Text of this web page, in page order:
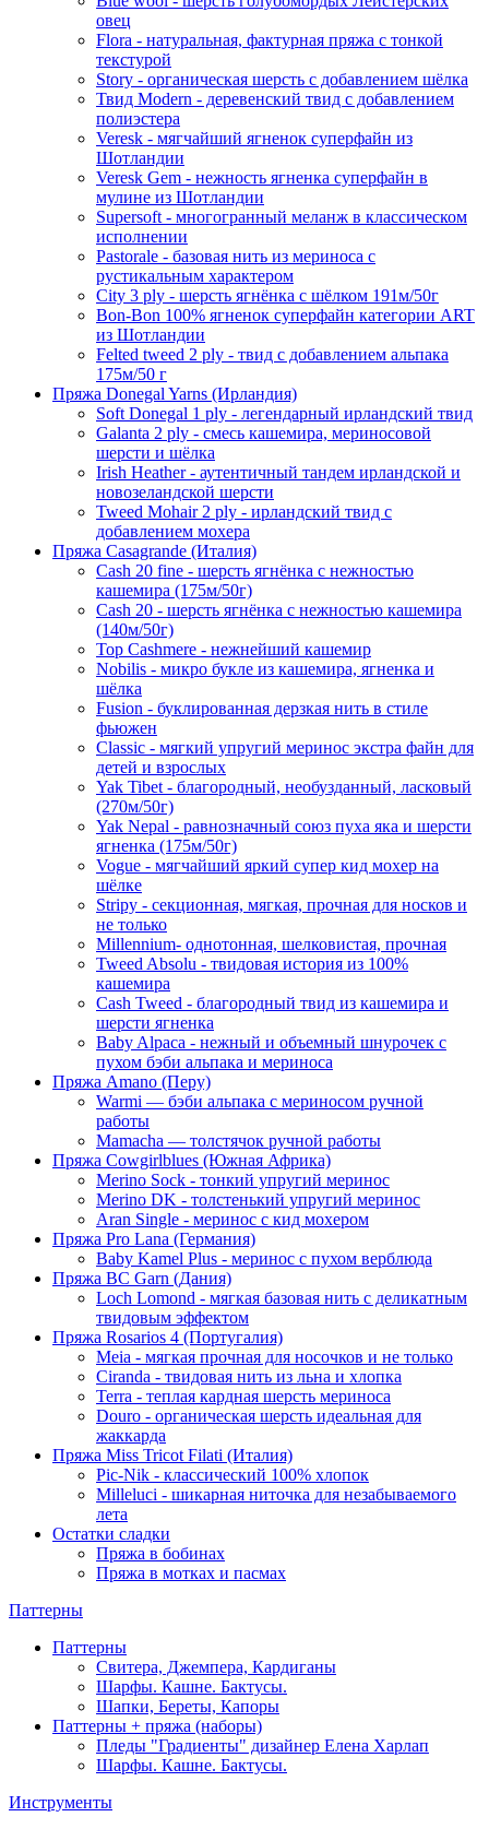
овец
Flora - натуральная, фактурная пряжа с тонкой
текстурой
Story - органическая шерсть с добавлением шёлка
Твид Modern - деревенский твид с добавлением
полиэстера
Veresk - мягчайший ягненок суперфайн из
Шотландии
Veresk Gem - нежность ягненка суперфайн в
мулине из Шотландии
Supersoft - многогранный меланж в классическом
исполнении
Pastorale - базовая нить из мериноса с
рустикальным характером
City 3 ply - шерсть ягнёнка с шёлком 191м/50г
Bon-Bon 100% ягненок суперфайн категории ART
из Шотландии
Felted tweed 2 ply - твид с добавлением альпака
175м/50 г
Пряжа Donegal Yarns (Ирландия)
Soft Donegal 1 ply - легендарный ирландский твид
Galanta 2 ply - смесь кашемира, мериносовой
шерсти и шёлка
Irish Heather - аутентичный тандем ирландской и
новозеландской шерсти
Tweed Mohair 2 ply - ирландский твид с
добавлением мохера
Пряжа Casagrande (Италия)
Cash 20 fine - шерсть ягнёнка с нежностью
кашемира (175м/50г)
Cash 20 - шерсть ягнёнка с нежностью кашемира
(140м/50г)
Top Cashmere - нежнейший кашемир
Nobilis - микро букле из кашемира, ягненка и
шёлка
Fusion - буклированная дерзкая нить в стиле
фьюжен
Classic - мягкий упругий меринос экстра файн для
детей и взрослых
Yak Tibet - благородный, необузданный, ласковый
(270м/50г)
Yak Nepal - равнозначный союз пуха яка и шерсти
ягненка (175м/50г)
Vogue - мягчайший яркий супер кид мохер на
шёлке
Stripy - секционная, мягкая, прочная для носков и
не только
Millennium- однотонная, шелковистая, прочная
Tweed Absolu - твидовая история из 100%
кашемира
Cash Tweed - благородный твид из кашемира и
шерсти ягненка
Baby Alpaca - нежный и объемный шнурочек с
пухом бэби альпака и мериноса
Пряжа Amano (Перу)
Warmi — бэби альпака с мериносом ручной
работы
Mamacha — толстячок ручной работы
Пряжа Cowgirlblues (Южная Африка)
Merino Sock - тонкий упругий меринос
Merino DK - толстенький упругий меринос
Aran Single - меринос с кид мохером
Пряжа Pro Lana (Германия)
Baby Kamel Plus - меринос с пухом верблюда
Пряжа BC Garn (Дания)
Loch Lomond - мягкая базовая нить с деликатным
твидовым эффектом
Пряжа Rosarios 4 (Португалия)
Meia - мягкая прочная для носочков и не только
Ciranda - твидовая нить из льна и хлопка
Terra - теплая кардная шерсть мериноса
Douro - органическая шерсть идеальная для
жаккарда
Пряжа Miss Tricot Filati (Италия)
Pic-Nik - классический 100% хлопок
Milleluci - шикарная ниточка для незабываемого
лета
Остатки сладки
Пряжа в бобинах
Пряжа в мотках и пасмах
Паттерны
Паттерны
Свитера, Джемпера, Кардиганы
Шарфы. Кашне. Бактусы.
Шапки, Береты, Капоры
Паттерны + пряжа (наборы)
Пледы "Градиенты" дизайнер Елена Харлап
Шарфы. Кашне. Бактусы.
Инструменты